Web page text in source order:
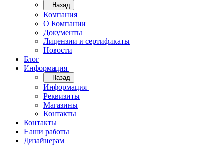
Назад
Компания
О Компании
Документы
Лицензии и сертификаты
Новости
Блог
Информация
Назад
Информация
Реквизиты
Магазины
Контакты
Контакты
Наши работы
Дизайнерам